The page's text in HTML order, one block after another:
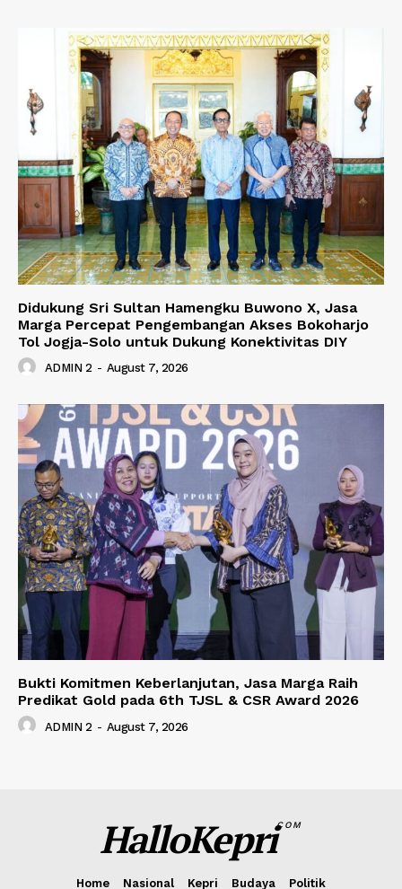
Didukung Sri Sultan Hamengku Buwono X, Jasa
Marga Percepat Pengembangan Akses Bokoharjo
Tol Jogja-Solo untuk Dukung Konektivitas DIY
ADMIN 2 - August 7, 2026
Bukti Komitmen Keberlanjutan, Jasa Marga Raih
Predikat Gold pada 6th TJSL & CSR Award 2026
ADMIN 2 - August 7, 2026
HalloKepriCOM
Home Nasional Kepri Budaya Politik